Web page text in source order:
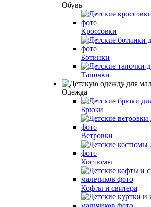
Обувь
Кроссовки
Ботинки
Тапочки
Одежда
Брюки
Ветровки
Костюмы
Кофты и свитера